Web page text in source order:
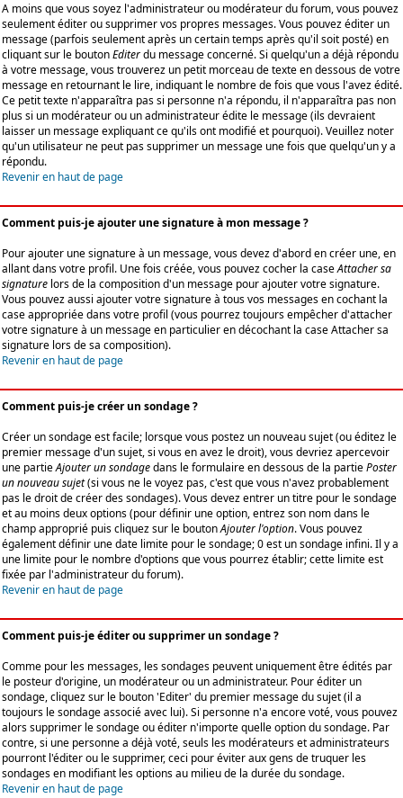
A moins que vous soyez l'administrateur ou modérateur du forum, vous pouvez
seulement éditer ou supprimer vos propres messages. Vous pouvez éditer un
message (parfois seulement après un certain temps après qu'il soit posté) en
cliquant sur le boutonEditerdu message concerné. Si quelqu'un a déjà répondu
à votre message, vous trouverez un petit morceau de texte en dessous de votre
message en retournant le lire, indiquant le nombre de fois que vous l'avez édité.
Ce petit texte n'apparaîtra pas si personne n'a répondu, il n'apparaîtra pas non
plus si un modérateur ou un administrateur édite le message (ils devraient
laisser un message expliquant ce qu'ils ont modifié et pourquoi). Veuillez noter
qu'un utilisateur ne peut pas supprimer un message une fois que quelqu'un y a
répondu.
Revenir en haut de page
Comment puis-je ajouter une signature à mon message ?
Pour ajouter une signature à un message, vous devez d'abord en créer une, en
allant dans votre profil. Une fois créée, vous pouvez cocher la caseAttacher sa
signature lors de la composition d'un message pour ajouter votre signature.
Vous pouvez aussi ajouter votre signature à tous vos messages en cochant la
case appropriée dans votre profil (vous pourrez toujours empêcher d'attacher
votre signature à un message en particulier en décochant la case Attacher sa
signature lors de sa composition).
Revenir en haut de page
Comment puis-je créer un sondage ?
Créer un sondage est facile; lorsque vous postez un nouveau sujet (ou éditez le
premier message d'un sujet, si vous en avez le droit), vous devriez apercevoir
une partieAjouter un sondagedans le formulaire en dessous de la partiePoster
un nouveau sujet(si vous ne le voyez pas, c'est que vous n'avez probablement
pas le droit de créer des sondages). Vous devez entrer un titre pour le sondage
et au moins deux options (pour définir une option, entrez son nom dans le
champ approprié puis cliquez sur le boutonAjouter l'option. Vous pouvez
également définir une date limite pour le sondage; 0 est un sondage infini. Il y a
une limite pour le nombre d'options que vous pourrez établir; cette limite est
fixée par l'administrateur du forum).
Revenir en haut de page
Comment puis-je éditer ou supprimer un sondage ?
Comme pour les messages, les sondages peuvent uniquement être édités par
le posteur d'origine, un modérateur ou un administrateur. Pour éditer un
sondage, cliquez sur le bouton 'Editer' du premier message du sujet (il a
toujours le sondage associé avec lui). Si personne n'a encore voté, vous pouvez
alors supprimer le sondage ou éditer n'importe quelle option du sondage. Par
contre, si une personne a déjà voté, seuls les modérateurs et administrateurs
pourront l'éditer ou le supprimer, ceci pour éviter aux gens de truquer les
sondages en modifiant les options au milieu de la durée du sondage.
Revenir en haut de page